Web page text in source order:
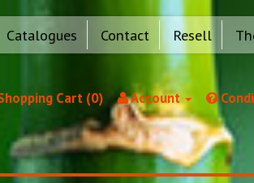
Catalogues Contact Resell
Cart (0) Account